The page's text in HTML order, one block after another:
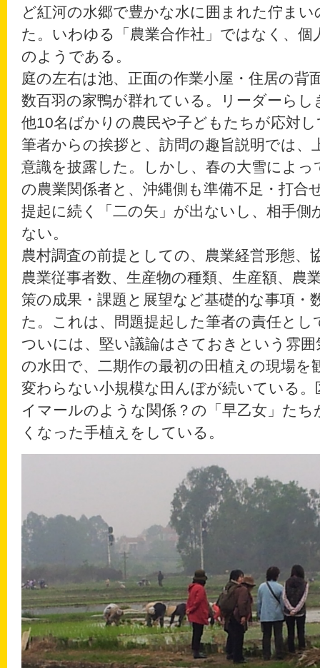
ど紅河の水郷で豊かな水に囲まれた佇ま
た。いわゆる「農業合作社」ではなく、
のようである。
庭の左右は池、正面の作業小屋・住居の背
数百羽の家鴨が群れている。リーダーら
他10名ばかりの農民や子どもたちが応対
筆者からの挨拶と、訪問の趣旨説明では、
意識を披露した。しかし、春の大雪によ
の農業関係者と、沖縄側も準備不足・打合
提起に続く「二の矢」が出ないし、相手
ない。
農村調査の前提としての、農業経営形態、
農業従事者数、生産物の種類、生産額、農
策の成果・課題と展望など基礎的な事項・
た。これは、問題提起した筆者の責任と
ついには、堅い議論はさておきという雰
の水田で、二期作の最初の田植えの現場を
変わらない小規模な田んぼが続いている
イマールのような関係？の「早乙女」た
くなった手植えをしている。